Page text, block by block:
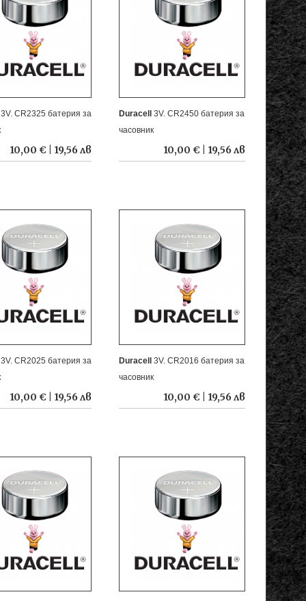
3V. CR2325 батерия за
10,00 € | 19,56 лв
Duracell3V. CR2450 батерия за
часовник
10,00 € | 19,56 лв
3V. CR2025 батерия за
10,00 € | 19,56 лв
Duracell3V. CR2016 батерия за
часовник
10,00 € | 19,56 лв